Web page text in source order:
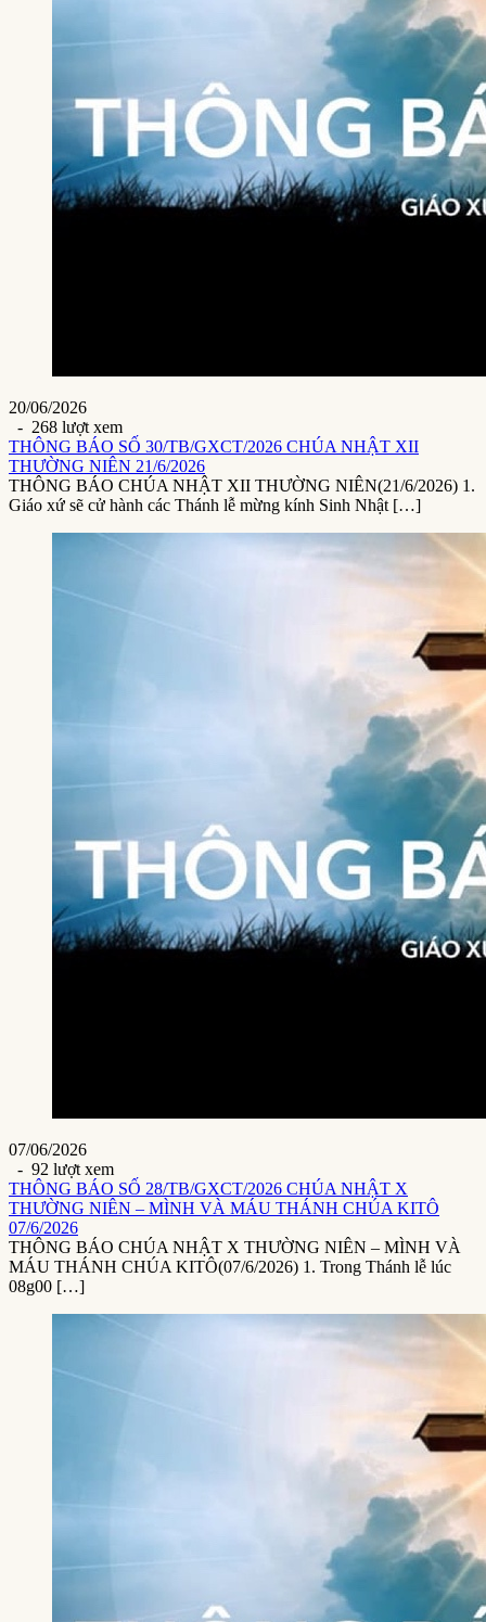
20/06/2026
- 268 lượt xem
THÔNG BÁO SỐ 30/TB/GXCT/2026 CHÚA NHẬT XII
THƯỜNG NIÊN 21/6/2026
THÔNG BÁO CHÚA NHẬT XII THƯỜNG NIÊN(21/6/2026) 1.
Giáo xứ sẽ cử hành các Thánh lễ mừng kính Sinh Nhật […]
07/06/2026
- 92 lượt xem
THÔNG BÁO SỐ 28/TB/GXCT/2026 CHÚA NHẬT X
THƯỜNG NIÊN – MÌNH VÀ MÁU THÁNH CHÚA KITÔ
07/6/2026
THÔNG BÁO CHÚA NHẬT X THƯỜNG NIÊN – MÌNH VÀ
MÁU THÁNH CHÚA KITÔ(07/6/2026) 1. Trong Thánh lễ lúc
08g00 […]